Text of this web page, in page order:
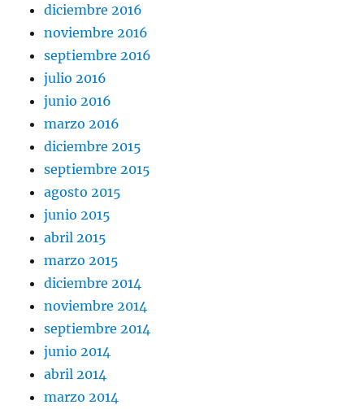
diciembre 2016
noviembre 2016
septiembre 2016
julio 2016
junio 2016
marzo 2016
diciembre 2015
septiembre 2015
agosto 2015
junio 2015
abril 2015
marzo 2015
diciembre 2014
noviembre 2014
septiembre 2014
junio 2014
abril 2014
marzo 2014